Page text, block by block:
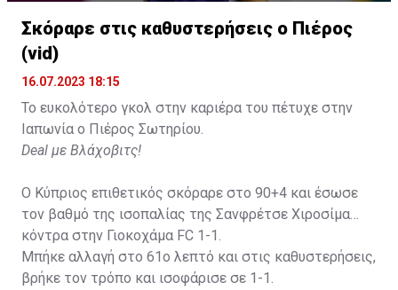
Σκόραρε στις καθυστερήσεις ο Πιέρος
(vid)
16.07.2023 18:15
Το ευκολότερο γκολ στην καριέρα του πέτυχε στην
Ιαπωνία ο Πιέρος Σωτηρίου.
Deal με Βλάχοβιτς!
Ο Κύπριος επιθετικός σκόραρε στο 90+4 και έσωσε
τον βαθμό της ισοπαλίας της Σανφρέτσε Χιροσίμα
κόντρα στην Γιοκοχάμα FC 1-1.
Μπήκε αλλαγή στο 61ο λεπτό και στις καθυστερήσεις,
βρήκε τον τρόπο και ισοφάρισε σε 1-1.